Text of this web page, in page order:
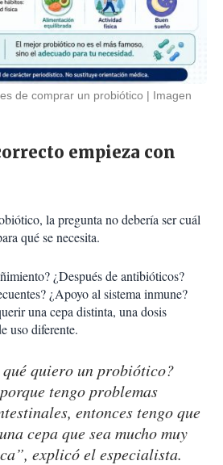
de comprar un probiótico
Imagen
empieza con
la pregunta no debería ser cuál
qué se necesita.
¿Después de antibióticos?
¿Apoyo al sistema inmune?
una cepa distinta, una dosis
uso diferente.
qué quiero un probiótico?
tengo problemas
entonces tengo que
cepa que sea mucho muy
explicó el especialista.